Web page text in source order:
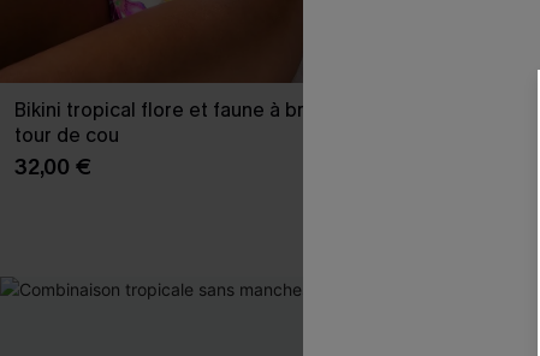
Bikini tropical flore et faune à bretelles
tour de cou
32,00 €